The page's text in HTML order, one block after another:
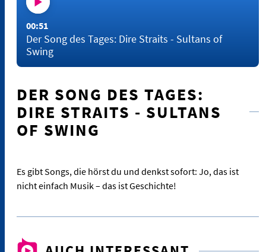
00:51
Der Song des Tages: Dire Straits - Sultans of
Swing
DER SONG DES TAGES:
DIRE STRAITS - SULTANS
OF SWING
Es gibt Songs, die hörst du und denkst sofort: Jo, das ist
nicht einfach Musik – das ist Geschichte!